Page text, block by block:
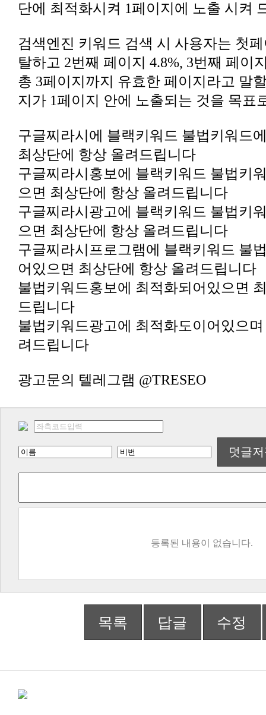
단에 최적화시켜 1페이지에 노출 시켜
탈하고 2번째 페이지 4.8%, 3번째 페이
지가 1페이지 안에 노출되는 것을 목표
최상단에 항상 올려드립니다
으면 최상단에 항상 올려드립니다
으면 최상단에 항상 올려드립니다
어있으면 최상단에 항상 올려드립니다
드립니다
려드립니다
광고문의 텔레그램 @TRESEO
덧글
등록된 내용이 없습니다.
목록 답글 수정